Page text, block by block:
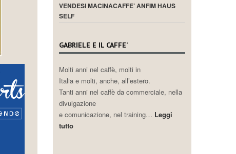
VENDESI MACINACAFFE’ ANFIM HAUS
SELF
GABRIELE E IL CAFFE’
Molti anni nel caffè, molti in
Italia e molti, anche, all’estero.
Tanti anni nel caffè da commerciale, nella
divulgazione
e comunicazione, nel training… Leggi
tutto